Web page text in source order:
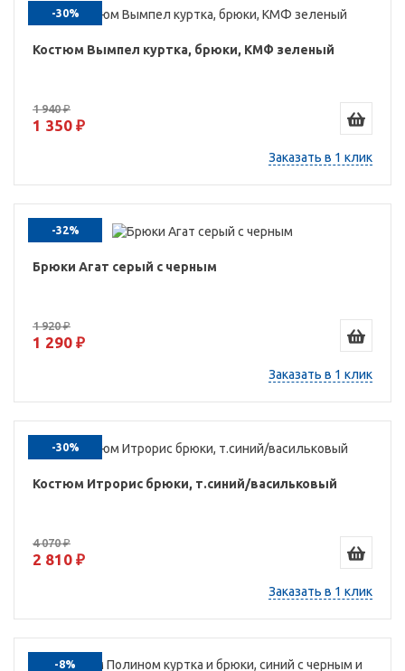
-30%
Костюм Вымпел куртка, брюки, КМФ зеленый
1 940 ₽
1 350 ₽
Заказать в 1 клик
-32%
Брюки Агат серый с черным
1 920 ₽
1 290 ₽
Заказать в 1 клик
-30%
Костюм Итрорис брюки, т.синий/васильковый
4 070 ₽
2 810 ₽
Заказать в 1 клик
-8%